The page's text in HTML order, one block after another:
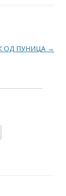
ОД ПУНИЦА →